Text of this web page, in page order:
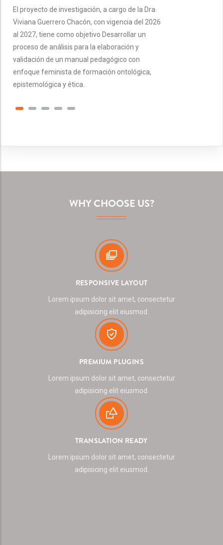
El proyecto de investigación, a cargo de la Dra.
Viviana Guerrero Chacón, con vigencia del 2026
al 2027, tiene como objetivo Desarrollar un
proceso de análisis para la elaboración y
validación de un manual pedagógico con
enfoque feminista de formación ontológica,
epistemológica y ética.
WHY CHOOSE US?
RESPONSIVE LAYOUT
Lorem ipsum dolor sit amet, consectetur
adipisicing elit eiusmod.
PREMIUM PLUGINS
Lorem ipsum dolor sit amet, consectetur
adipisicing elit eiusmod.
TRANSLATION READY
Lorem ipsum dolor sit amet, consectetur
adipisicing elit eiusmod.